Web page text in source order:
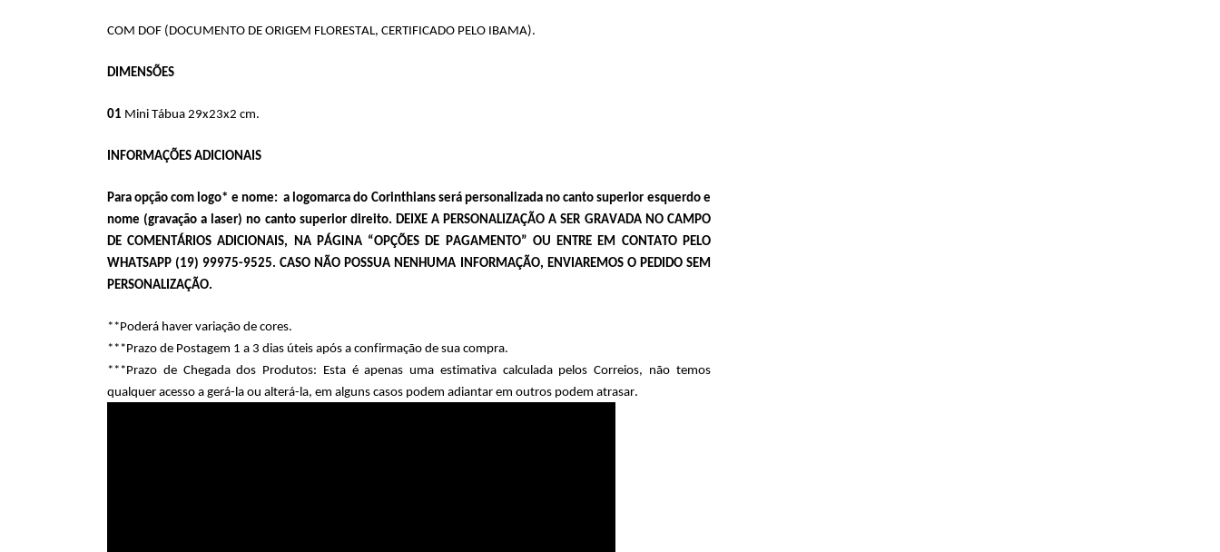
COM DOF (DOCUMENTO DE ORIGEM FLORESTAL, CERTIFICADO PELO IBAMA).
DIMENSÕES
01 Mini Tábua 29x23x2 cm.
INFORMAÇÕES ADICIONAIS
Para opção com logo* e nome:  a logomarca do Corinthians será personalizada no canto superior esquerdo e
nome (gravação a laser) no canto superior direito. DEIXE A PERSONALIZAÇÃO A SER GRAVADA NO CAMPO
DE COMENTÁRIOS ADICIONAIS, NA PÁGINA “OPÇÕES DE PAGAMENTO” OU ENTRE EM CONTATO PELO
WHATSAPP (19) 99975-9525. CASO NÃO POSSUA NENHUMA INFORMAÇÃO, ENVIAREMOS O PEDIDO SEM
PERSONALIZAÇÃO.
**Poderá haver variação de cores.
***Prazo de Postagem 1 a 3 dias úteis após a confirmação de sua compra.
***Prazo de Chegada dos Produtos: Esta é apenas uma estimativa calculada pelos Correios, não temos
qualquer acesso a gerá-la ou alterá-la, em alguns casos podem adiantar em outros podem atrasar.